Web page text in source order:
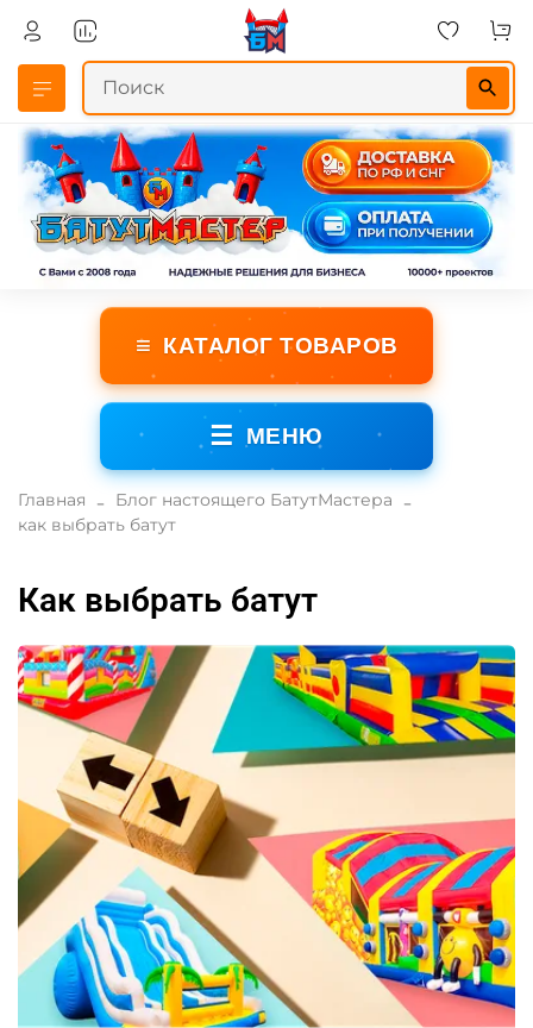
≡ КАТАЛОГ ТОВАРОВ
☰ МЕНЮ
Главная
Блог настоящего БатутМастера
как выбрать батут
как выбрать батут